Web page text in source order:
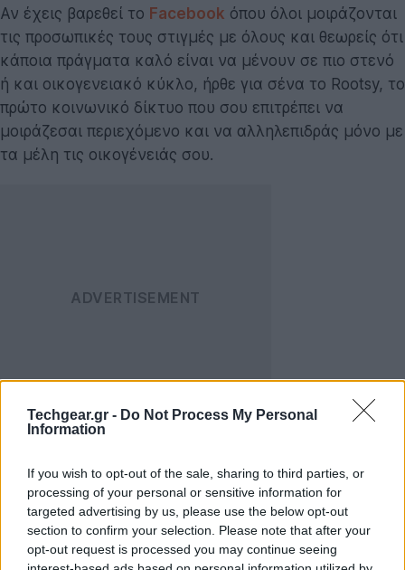
Techgear.gr - Do Not Process My Personal
Information
If you wish to opt-out of the sale, sharing to third parties, or
processing of your personal or sensitive information for
targeted advertising by us, please use the below opt-out
section to confirm your selection. Please note that after your
opt-out request is processed you may continue seeing
Αν έχεις βαρεθεί το Facebook όπου όλοι μοιράζονται
τις προσωπικές τους στιγμές με όλους και θεωρείς ότι
κάποια πράγματα καλό είναι να μένουν σε πιο στενό
ή και οικογενειακό κύκλο, ήρθε για σένα το Rootsy, το
πρώτο κοινωνικό δίκτυο που σου επιτρέπει να
μοιράζεσαι περιεχόμενο και να αλληλεπιδράς μόνο με
τα μέλη τις οικογένειάς σου.
Στο Rootsy -που έκανε το ντεμπούτο του μόλις την
οικογενειακό σου δέντρο προσθέτοντας αρχικά τον
εαυτό σου και στη συνέχεια γονείς, αδέρφια,
ξαδέρφια, θείους, θείες, μπατζανάκηδες και γενικά
όλους τους συγγενείς που επιθυμείς. Με την προσθήκη